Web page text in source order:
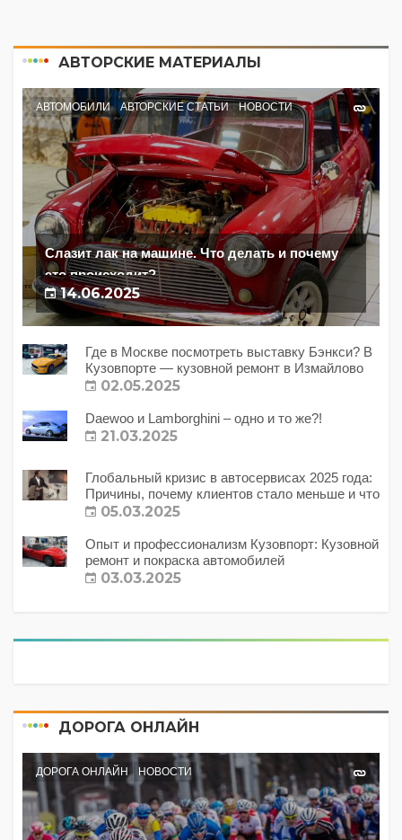
АВТОРСКИЕ МАТЕРИАЛЫ
АВТОМОБИЛИ АВТОРСКИЕ СТАТЬИ НОВОСТИ
Слазит лак на машине. Что делать и почему
это происходит?
14.06.2025
Где в Москве посмотреть выставку Бэнкси? В
Кузовпорте — кузовной ремонт в Измайлово
02.05.2025
Daewoo и Lamborghini – одно и то же?!
21.03.2025
Глобальный кризис в автосервисах 2025 года:
Причины, почему клиентов стало меньше и что
с этим делать?
05.03.2025
Опыт и профессионализм Кузовпорт: Кузовной
ремонт и покраска автомобилей
03.03.2025
ДОРОГА ОНЛАЙН
ДОРОГА ОНЛАЙН НОВОСТИ